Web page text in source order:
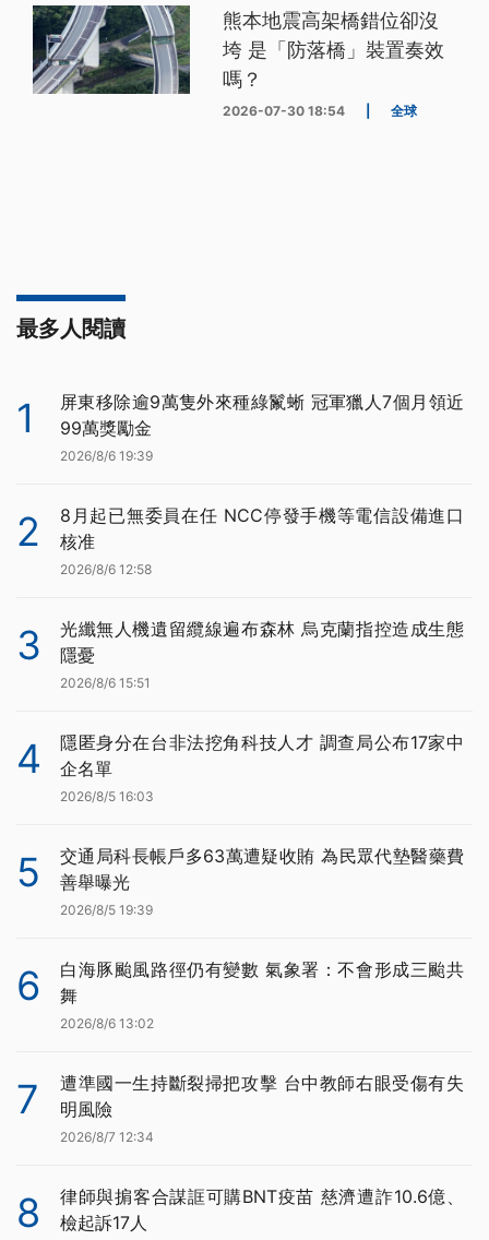
熊本地震高架橋錯位卻沒
垮 是「防落橋」裝置奏效
嗎？
2026-07-30 18:54 全球
最多人閱讀
1
屏東移除逾9萬隻外來種綠鬣蜥 冠軍獵人7個月領近
99萬獎勵金
2026/8/6 19:39
2
8月起已無委員在任 NCC停發手機等電信設備進口
核准
2026/8/6 12:58
3
光纖無人機遺留纜線遍布森林 烏克蘭指控造成生態
隱憂
2026/8/6 15:51
4
隱匿身分在台非法挖角科技人才 調查局公布17家中
企名單
2026/8/5 16:03
5
交通局科長帳戶多63萬遭疑收賄 為民眾代墊醫藥費
善舉曝光
2026/8/5 19:39
6
白海豚颱風路徑仍有變數 氣象署：不會形成三颱共
舞
2026/8/6 13:02
7
遭準國一生持斷裂掃把攻擊 台中教師右眼受傷有失
明風險
2026/8/7 12:34
8
律師與掮客合謀誆可購BNT疫苗 慈濟遭詐10.6億、
檢起訴17人